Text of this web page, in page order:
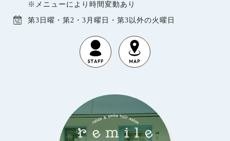
※メニューにより時間変動あり
第3日曜・第2・3月曜日・第3以外の火曜日